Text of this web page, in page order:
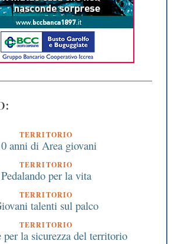
TERRITORIO
anni di Area giovani
TERRITORIO
Pedalando per la vita
TERRITORIO
talenti sul palco
TERRITORIO
per la sicurezza del territorio